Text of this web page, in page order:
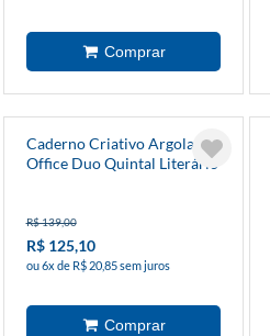
Caderno Criativo Argolado
Office Duo Quintal Literário
R$ 139,00
R$ 125,10
ou 6x de R$ 20,85 sem juros